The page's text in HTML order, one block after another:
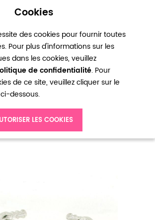
Cookies
des cookies pour fournir toutes
Pour plus d'informations sur les
dans les cookies, veuillez
de confidentialité. Pour
de ce site, veuillez cliquer sur le
dessous.
LES COOKIES
0
semi rigide métal argenté perles